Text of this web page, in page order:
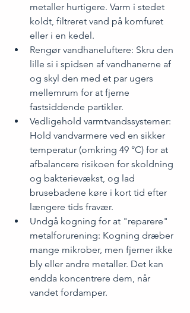
metaller hurtigere. Varm i stedet
koldt, filtreret vand på komfuret
eller i en kedel.
Rengør vandhaneluftere: Skru den
lille si i spidsen af vandhanerne af
og skyl den med et par ugers
mellemrum for at fjerne
fastsiddende partikler.
Vedligehold varmtvandssystemer:
Hold vandvarmere ved en sikker
temperatur (omkring 49 °C) for at
afbalancere risikoen for skoldning
og bakterievækst, og lad
brusebadene køre i kort tid efter
længere tids fravær.
Undgå kogning for at "reparere"
metalforurening: Kogning dræber
mange mikrober, men fjerner ikke
bly eller andre metaller. Det kan
endda koncentrere dem, når
vandet fordamper.